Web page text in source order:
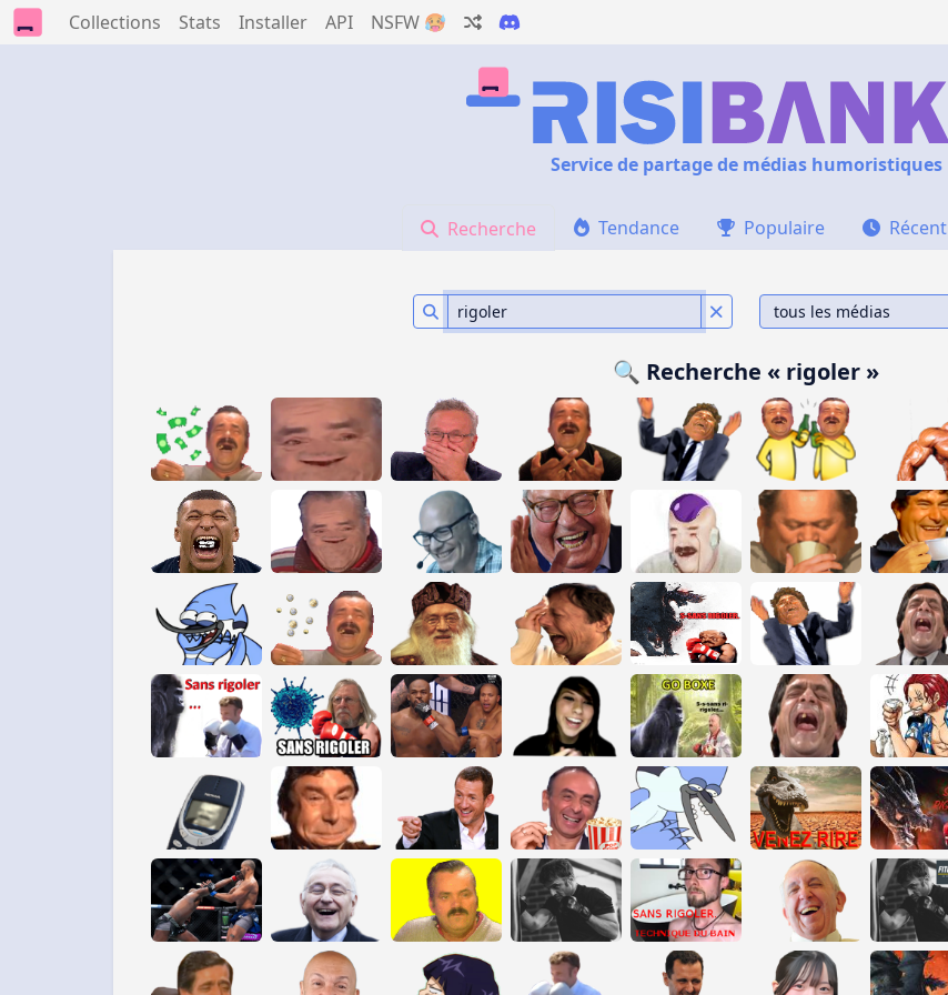
Collections Stats Installer API NSFW 🥵
Service de partage de médias humoristiques
Recherche Tendance Populaire Récent
🔍 Recherche « rigoler »